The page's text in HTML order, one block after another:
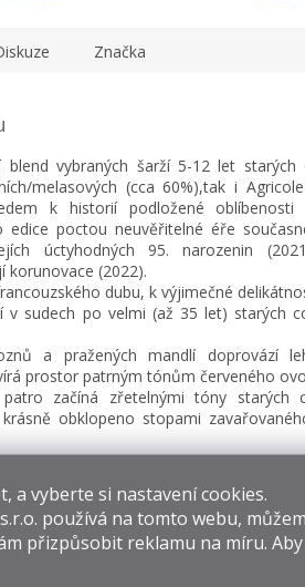
a vyberte si nastavení cookies.
používá na tomto webu,
přizpůsobit reklamu na míru. Aby
Značka
blend vybraných šarží 5-12 let starých
melasových (cca 60%),tak i
k historií podložené oblíbenosti
poctou neuvěřitelné éře
úctyhodných 95. narozenin
korunovace (2022).
dubu, k výjimečné
v sudech po velmi (až 35 let) starých
a pražených mandlí doprovází
prostor patrným tónům červeného
začíná zřetelnými tóny starých
obklopeno stopami